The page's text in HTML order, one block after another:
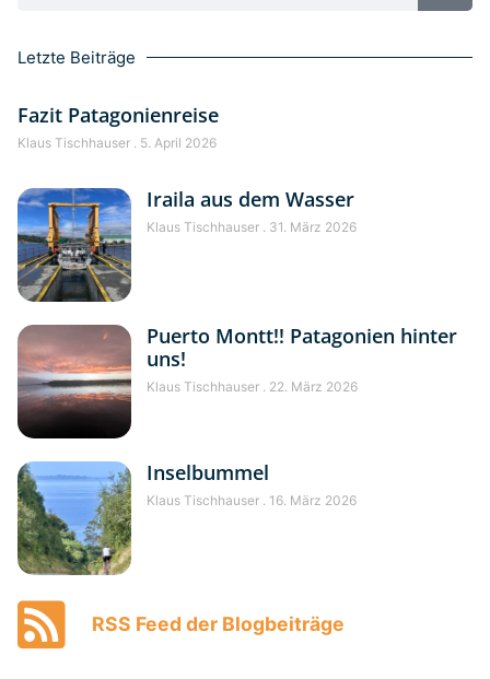
Letzte Beiträge
Fazit Patagonienreise
Klaus Tischhauser 5. April 2026
Iraila aus dem Wasser
Klaus Tischhauser 31. März 2026
Puerto Montt!! Patagonien hinter
uns!
Klaus Tischhauser 22. März 2026
Inselbummel
Klaus Tischhauser 16. März 2026
RSS Feed der Blogbeiträge